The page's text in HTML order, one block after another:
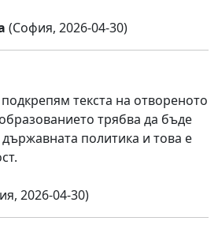
(София, 2026-04-30)
текста на отвореното
трябва да бъде
политика и това е
2026-04-30)